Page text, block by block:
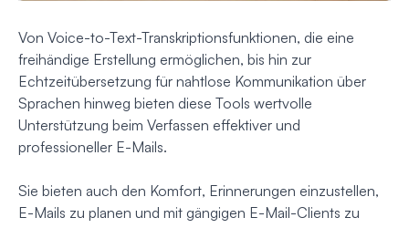
Von Voice-to-Text-Transkriptionsfunktionen, die eine
freihändige Erstellung ermöglichen, bis hin zur
Echtzeitübersetzung für nahtlose Kommunikation über
Sprachen hinweg bieten diese Tools wertvolle
Unterstützung beim Verfassen effektiver und
professioneller E-Mails.
Sie bieten auch den Komfort, Erinnerungen einzustellen,
E-Mails zu planen und mit gängigen E-Mail-Clients zu